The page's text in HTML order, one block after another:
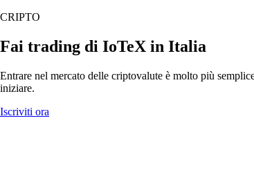
CRIPTO
Fai trading di IoTeX in Italia
Entrare nel mercato delle criptovalute è molto più
iniziare.
Iscriviti ora